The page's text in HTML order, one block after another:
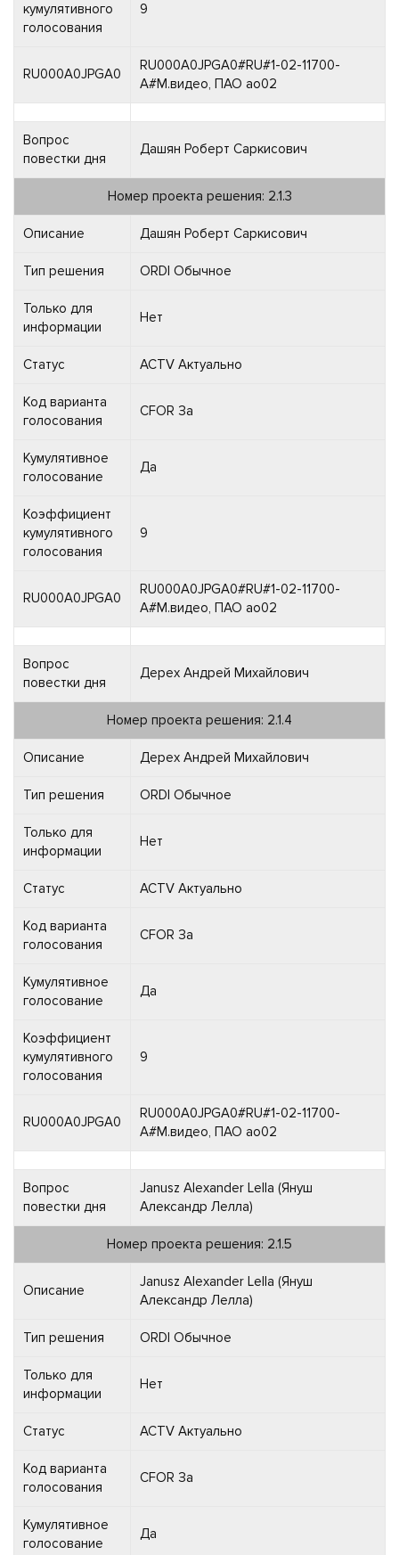
кумулятивного
голосования
9
RU000A0JPGA0
RU000A0JPGA0#RU#1-02-11700-
A#М.видео, ПАО ао02
Вопрос
повестки дня
Дашян Роберт Саркисович
Номер проекта решения: 2.1.3
Описание Дашян Роберт Саркисович
Тип решения ORDI Обычное
Только для
информации
Нет
Статус ACTV Актуально
Код варианта
голосования
CFOR За
Кумулятивное
голосование
Да
Коэффициент
кумулятивного
голосования
9
RU000A0JPGA0
RU000A0JPGA0#RU#1-02-11700-
A#М.видео, ПАО ао02
Вопрос
повестки дня
Дерех Андрей Михайлович
Номер проекта решения: 2.1.4
Описание Дерех Андрей Михайлович
Тип решения ORDI Обычное
Только для
информации
Нет
Статус ACTV Актуально
Код варианта
голосования
CFOR За
Кумулятивное
голосование
Да
Коэффициент
кумулятивного
голосования
9
RU000A0JPGA0
RU000A0JPGA0#RU#1-02-11700-
A#М.видео, ПАО ао02
Вопрос
повестки дня
Janusz Alexander Lella (Януш
Александр Лелла)
Номер проекта решения: 2.1.5
Описание
Janusz Alexander Lella (Януш
Александр Лелла)
Тип решения ORDI Обычное
Только для
информации
Нет
Статус ACTV Актуально
Код варианта
голосования
CFOR За
Кумулятивное
голосование
Да